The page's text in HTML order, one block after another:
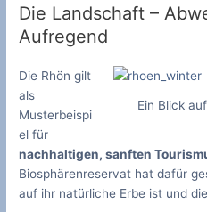
Die Landschaft –
Aufregend
Ein Blick
Die Rhön gilt
als
Musterbeispi
el für
nachhaltigen, sanften
Biosphärenreservat hat dafür
auf ihr natürliche Erbe ist und